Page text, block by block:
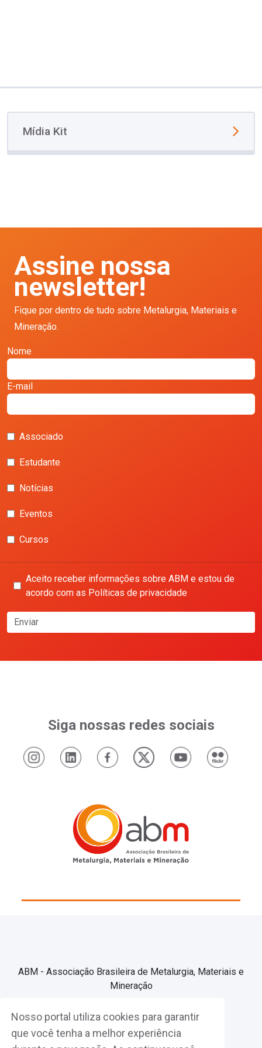
Nosso portal utiliza cookies para garantir
que você tenha a melhor experiência
Mídia Kit
Assine nossa
newsletter!
Fique por dentro de tudo sobre Metalurgia, Materiais e
Mineração.
Nome
E-mail
Associado
Estudante
Notícias
Eventos
Cursos
Aceito receber informações sobre ABM e estou de
acordo com as Políticas de privacidade
Enviar
Siga nossas redes sociais
ABM - Associação Brasileira de Metalurgia, Materiais e
Mineração
Associe-se